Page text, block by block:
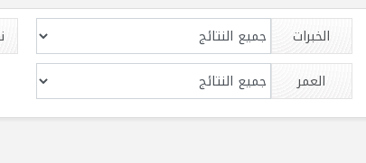
الخبرات
العمر